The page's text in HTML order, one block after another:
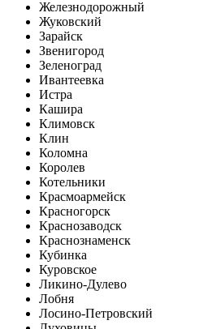
Железнодорожный
Жуковский
Зарайск
Звенигород
Зеленоград
Ивантеевка
Истра
Кашира
Климовск
Клин
Коломна
Королев
Котельники
Красмоармейск
Красногорск
Краснозаводск
Краснознаменск
Кубинка
Куровское
Ликино-Дулево
Лобня
Лосино-Петровский